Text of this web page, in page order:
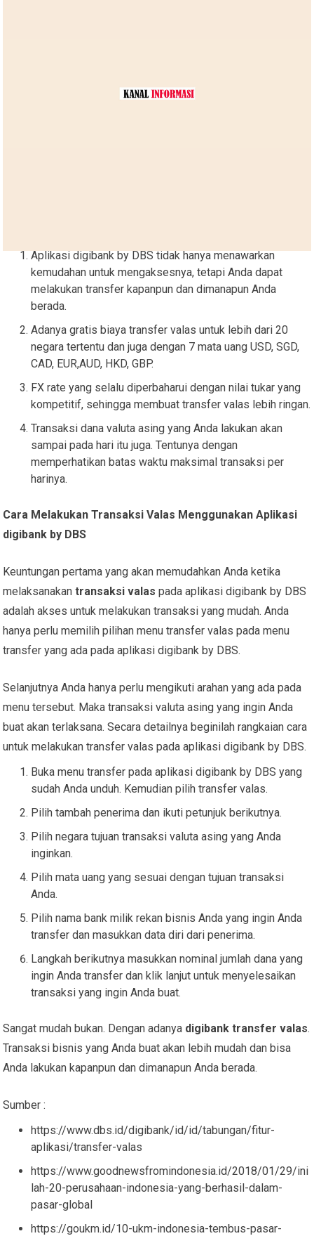
Aplikasi digibank by DBS tidak hanya menawarkan
kemudahan untuk mengaksesnya, tetapi Anda dapat
melakukan transfer kapanpun dan dimanapun Anda
berada.
Adanya gratis biaya transfer valas untuk lebih dari 20
negara tertentu dan juga dengan 7 mata uang USD, SGD,
CAD, EUR,AUD, HKD, GBP.
FX rate yang selalu diperbaharui dengan nilai tukar yang
kompetitif, sehingga membuat transfer valas lebih ringan.
Transaksi dana valuta asing yang Anda lakukan akan
sampai pada hari itu juga. Tentunya dengan
memperhatikan batas waktu maksimal transaksi per
harinya.
Cara Melakukan Transaksi Valas Menggunakan Aplikasi
digibank by DBS
Keuntungan pertama yang akan memudahkan Anda ketika
melaksanakantransaksi valas pada aplikasi digibank by DBS
adalah akses untuk melakukan transaksi yang mudah. Anda
hanya perlu memilih pilihan menu transfer valas pada menu
transfer yang ada pada aplikasi digibank by DBS.
Selanjutnya Anda hanya perlu mengikuti arahan yang ada pada
menu tersebut. Maka transaksi valuta asing yang ingin Anda
buat akan terlaksana. Secara detailnya beginilah rangkaian cara
untuk melakukan transfer valas pada aplikasi digibank by DBS.
Buka menu transfer pada aplikasi digibank by DBS yang
sudah Anda unduh. Kemudian pilih transfer valas.
Pilih tambah penerima dan ikuti petunjuk berikutnya.
Pilih negara tujuan transaksi valuta asing yang Anda
inginkan.
Pilih mata uang yang sesuai dengan tujuan transaksi
Anda.
Pilih nama bank milik rekan bisnis Anda yang ingin Anda
transfer dan masukkan data diri dari penerima.
Langkah berikutnya masukkan nominal jumlah dana yang
ingin Anda transfer dan klik lanjut untuk menyelesaikan
transaksi yang ingin Anda buat.
Sangat mudah bukan. Dengan adanya digibank transfer valas.
Transaksi bisnis yang Anda buat akan lebih mudah dan bisa
Anda lakukan kapanpun dan dimanapun Anda berada.
Sumber :
https://www.dbs.id/digibank/id/id/tabungan/fitur-
aplikasi/transfer-valas
https://www.goodnewsfromindonesia.id/2018/01/29/ini
lah-20-perusahaan-indonesia-yang-berhasil-dalam-
pasar-global
https://goukm.id/10-ukm-indonesia-tembus-pasar-